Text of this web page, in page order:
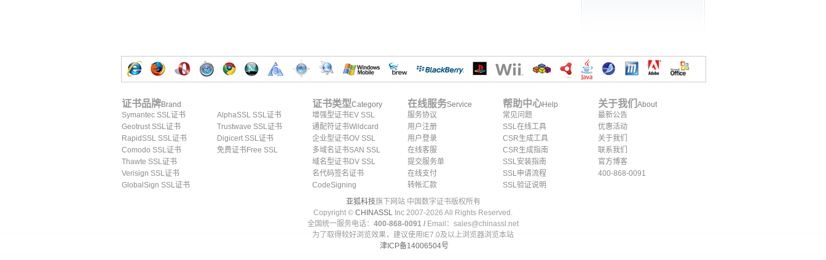
证书品牌Brand
Symantec SSL证书
Geotrust SSL证书
RapidSSL SSL证书
Comodo SSL证书
Thawte SSL证书
Verisign SSL证书
GlobalSign SSL证书
AlphaSSL SSL证书
Trustwave SSL证书
Digicert SSL证书
免费证书Free SSL
证书类型Category
增强型证书EV SSL
通配符证书Wildcard
企业型证书OV SSL
多域名证书SAN SSL
域名型证书DV SSL
名代码签名证书
CodeSigning
在线服务Service
服务协议
用户注册
用户登录
在线客服
提交服务单
在线支付
转帐汇款
帮助中心Help
常见问题
SSL在线工具
CSR生成工具
CSR生成指南
SSL安装指南
SSL申请流程
SSL验证说明
关于我们 About
最新公告
优惠活动
关于我们
联系我们
官方博客
400-868-0091
亚狐科技旗下网站 中国数字证书版权所有
Copyright © CHINASSL Inc 2007-2026 All Rights Reserved.
全国统一服务电话： 400-868-0091 / Email：sales@chinassl.net
为了取得较好浏览效果，建议使用IE7.0及以上浏览器浏览本站
津ICP备14006504号